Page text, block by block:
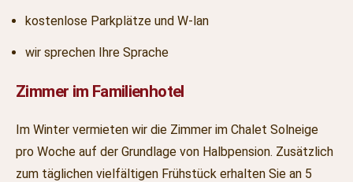
kostenlose Parkplätze und W-lan
wir sprechen Ihre Sprache
Zimmer im Familienhotel
Im Winter vermieten wir die Zimmer im Chalet Solneige
pro Woche auf der Grundlage von Halbpension. Zusätzlich
zum täglichen vielfältigen Frühstück erhalten Sie an 5